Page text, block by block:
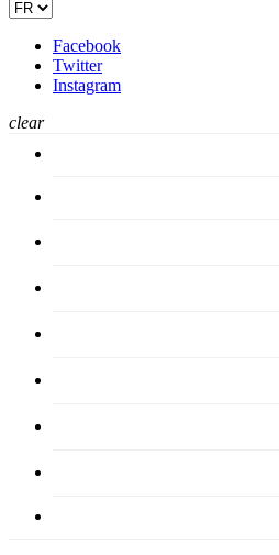
Facebook
Twitter
Instagram
clear